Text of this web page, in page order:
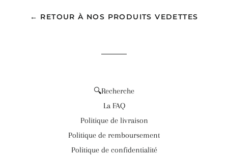
← RETOUR À NOS PRODUITS VEDETTES
🔍Recherche
La FAQ
Politique de livraison
Politique de remboursement
Politique de confidentialité